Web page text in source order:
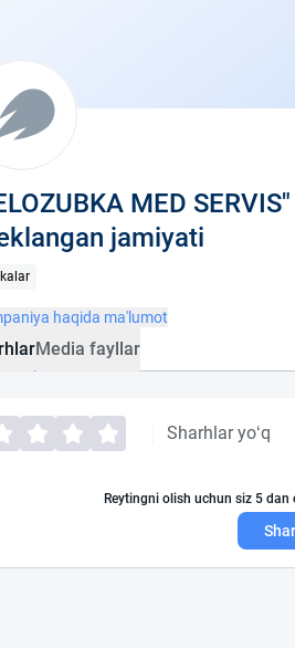
MED
jamiyati
haqida ma'lumot
Media fayllar
Sharhlar yo‘q
Reytingni olish uchun siz 5